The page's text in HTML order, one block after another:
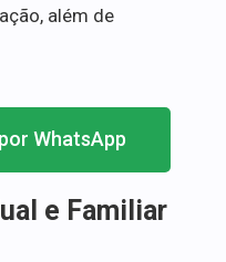
além de
WhatsApp
e Familiar